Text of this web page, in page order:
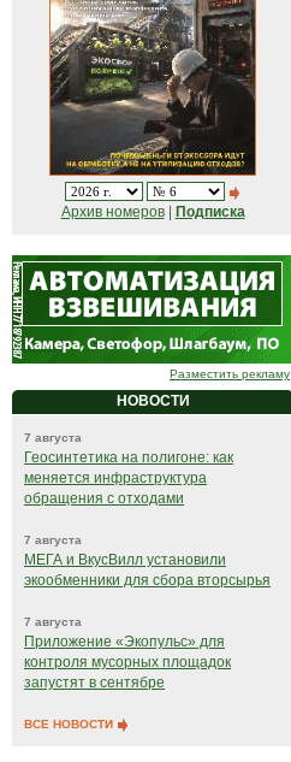
Архив номеров| Подписка
Разместить рекламу
НОВОСТИ
7 августа
Геосинтетика на полигоне: как
меняется инфраструктура
обращения с отходами
7 августа
МЕГА и ВкусВилл установили
экообменники для сбора вторсырья
7 августа
Приложение «Экопульс» для
контроля мусорных площадок
запустят в сентябре
ВСЕ НОВОСТИ